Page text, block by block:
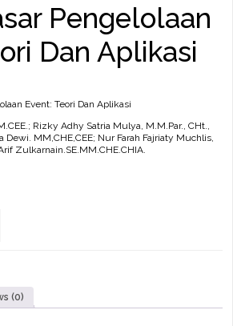
Pengelolaan
Dan Aplikasi
Event: Teori Dan Aplikasi
Rizky Adhy Satria Mulya, M.M.Par., CHt.,
Dewi. MM,CHE,CEE; Nur Farah Fajriaty Muchlis,
Arif Zulkarnain.SE.MM.CHE.CHIA.
(0)